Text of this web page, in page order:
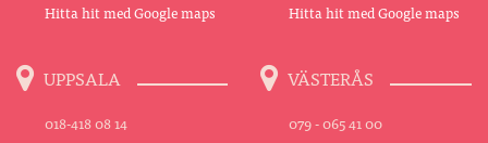
Hitta hit med Google maps
Hitta hit med Google maps
UPPSALA
018-418 08 14
VÄSTERÅS
079 - 065 41 00